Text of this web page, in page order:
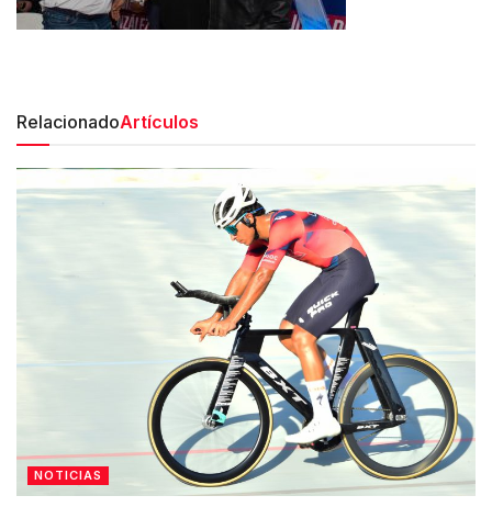
RelacionadoArtículos
NOTICIAS